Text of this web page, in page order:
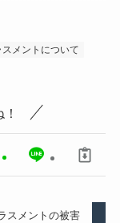
メントについて
スメントの被害